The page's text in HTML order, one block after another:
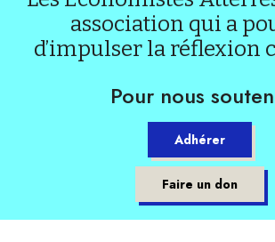
association qui a
d’impulser la réflexion
Pour nous
Adhérer
Faire un don